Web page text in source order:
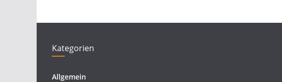
Kategorien
Allgemein